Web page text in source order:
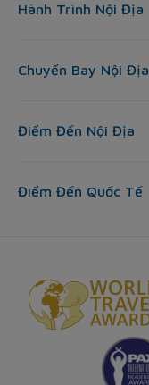
Hành Trình Nội Địa
Chuyến Bay Nội Địa
Điểm Đến Nội Địa
Điểm Đến Quốc Tế